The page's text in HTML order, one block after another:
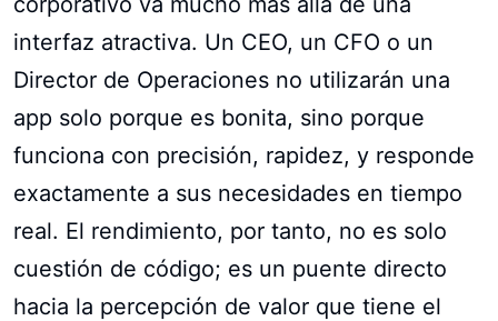
interfaz atractiva. Un CEO, un CFO o un
Director de Operaciones no utilizarán una
app solo porque es bonita, sino porque
funciona con precisión, rapidez, y responde
exactamente a sus necesidades en tiempo
real. El rendimiento, por tanto, no es solo
cuestión de código; es un puente directo
hacia la percepción de valor que tiene el